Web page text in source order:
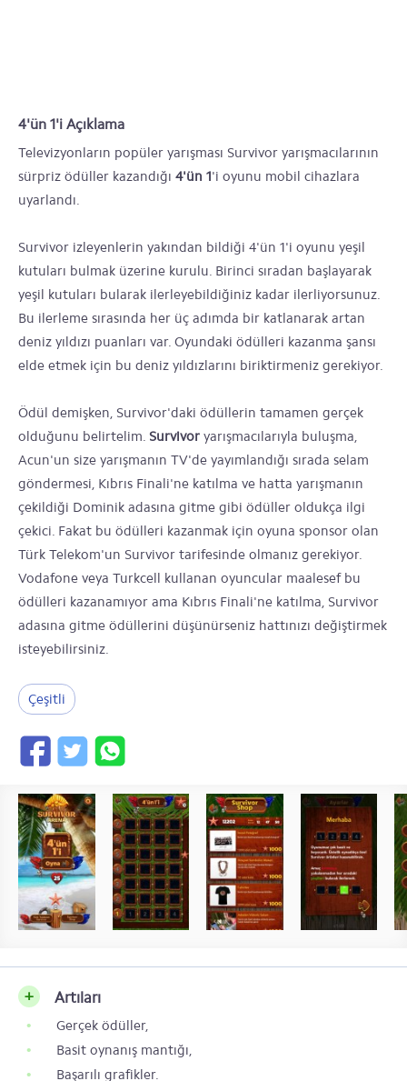
4'ün 1'i Açıklama
Televizyonların popüler yarışması Survivor yarışmacılarının
sürpriz ödüller kazandığı 4'ün 1'i oyunu mobil cihazlara
uyarlandı.
Survivor izleyenlerin yakından bildiği 4'ün 1'i oyunu yeşil
kutuları bulmak üzerine kurulu. Birinci sıradan başlayarak
yeşil kutuları bularak ilerleyebildiğiniz kadar ilerliyorsunuz.
Bu ilerleme sırasında her üç adımda bir katlanarak artan
deniz yıldızı puanları var. Oyundaki ödülleri kazanma şansı
elde etmek için bu deniz yıldızlarını biriktirmeniz gerekiyor.
Ödül demişken, Survivor'daki ödüllerin tamamen gerçek
olduğunu belirtelim. Survivor yarışmacılarıyla buluşma,
Acun'un size yarışmanın TV'de yayımlandığı sırada selam
göndermesi, Kıbrıs Finali'ne katılma ve hatta yarışmanın
çekildiği Dominik adasına gitme gibi ödüller oldukça ilgi
çekici. Fakat bu ödülleri kazanmak için oyuna sponsor olan
Türk Telekom'un Survivor tarifesinde olmanız gerekiyor.
Vodafone veya Turkcell kullanan oyuncular maalesef bu
ödülleri kazanamıyor ama Kıbrıs Finali'ne katılma, Survivor
adasına gitme ödüllerini düşünürseniz hattınızı değiştirmek
isteyebilirsiniz.
Çeşitli
Artıları
Gerçek ödüller,
Basit oynanış mantığı,
Başarılı grafikler.